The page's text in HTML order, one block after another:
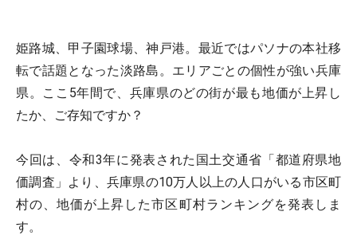
姫路城、甲子園球場、神戸港。最近ではパソナの本社移
転で話題となった淡路島。エリアごとの個性が強い兵庫
県。ここ5年間で、兵庫県のどの街が最も地価が上昇し
たか、ご存知ですか？
今回は、令和3年に発表された国土交通省「都道府県地
価調査」より、兵庫県の10万人以上の人口がいる市区町
村の、地価が上昇した市区町村ランキングを発表しま
す。